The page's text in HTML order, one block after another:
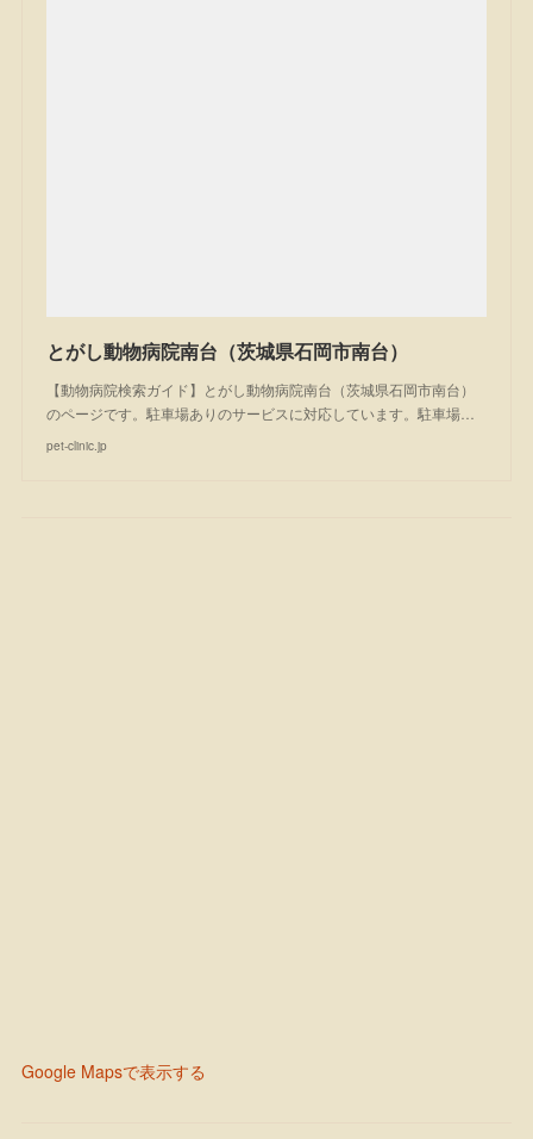
とがし動物病院南台（茨城県石岡市南台）
【動物病院検索ガイド】とがし動物病院南台（茨城県石岡市南台）
のページです。駐車場ありのサービスに対応しています。駐車場…
pet-clinic.jp
Google Mapsで表示する